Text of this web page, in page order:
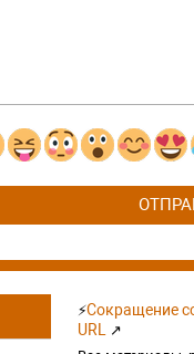
⚡Сокращение
URL
↗